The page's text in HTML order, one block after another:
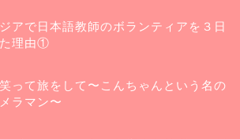
アで日本語教師のボランティアを３日
理由①
って旅をして〜こんちゃんという名の
ラマン〜